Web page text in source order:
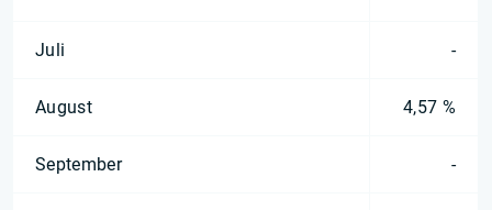
Juli -
August 4,57 %
September -